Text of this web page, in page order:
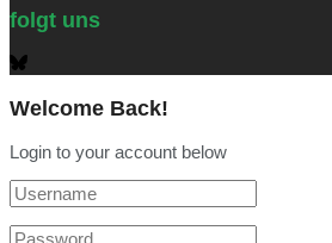
folgt uns
Welcome Back!
Login to your account below